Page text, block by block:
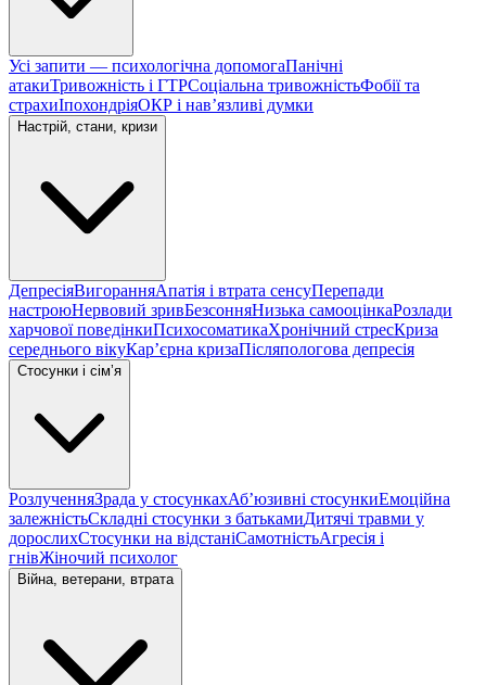
Усі запити — психологічна допомогаПанічні
атакиТривожність і ГТРСоціальна тривожністьФобії та
страхиІпохондріяОКР і навʼязливі думки
Настрій, стани, кризи
ДепресіяВигоранняАпатія і втрата сенсуПерепади
настроюНервовий зривБезсонняНизька самооцінкаРозлади
харчової поведінкиПсихосоматикаХронічний стресКриза
середнього вікуКарʼєрна кризаПісляпологова депресія
Стосунки і сімʼя
РозлученняЗрада у стосункахАбʼюзивні стосункиЕмоційна
залежністьСкладні стосунки з батькамиДитячі травми у
дорослихСтосунки на відстаніСамотністьАгресія і
гнівЖіночий психолог
Війна, ветерани, втрата